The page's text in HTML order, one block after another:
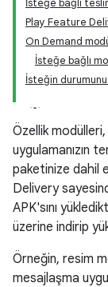
İsteğe bağlı
Play Feature
On Demand
İsteğe bağlı
İsteğin
Özellik
uygulamanızın
paketinize dahil
Delivery
APK'sını
üzerine indirip
Örneğin, resim
mesajlaşma